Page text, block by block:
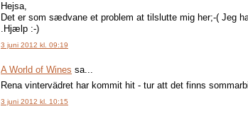
Hejsa,
Det er som sædvane et problem at tilslutte mig her;-( Jeg
.Hjælp :-)
3 juni 2012 kl. 09:19
A World of Wines sa...
Rena vintervädret har kommit hit - tur att det finns
3 juni 2012 kl. 10:15